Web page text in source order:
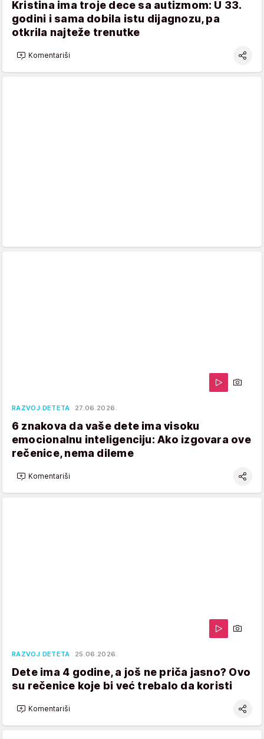
Kristina ima troje dece sa autizmom: U 33.
godini i sama dobila istu dijagnozu, pa
otkrila najteže trenutke
Komentariši
RAZVOJ DETETA 27.06.2026.
6 znakova da vaše dete ima visoku
emocionalnu inteligenciju: Ako izgovara ove
rečenice, nema dileme
Komentariši
RAZVOJ DETETA 25.06.2026.
Dete ima 4 godine, a još ne priča jasno? Ovo
su rečenice koje bi već trebalo da koristi
Komentariši